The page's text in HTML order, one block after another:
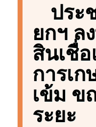
ประ
ยกฯ ล
สินเชื่
การเ
เข้ม ข
ระยะ